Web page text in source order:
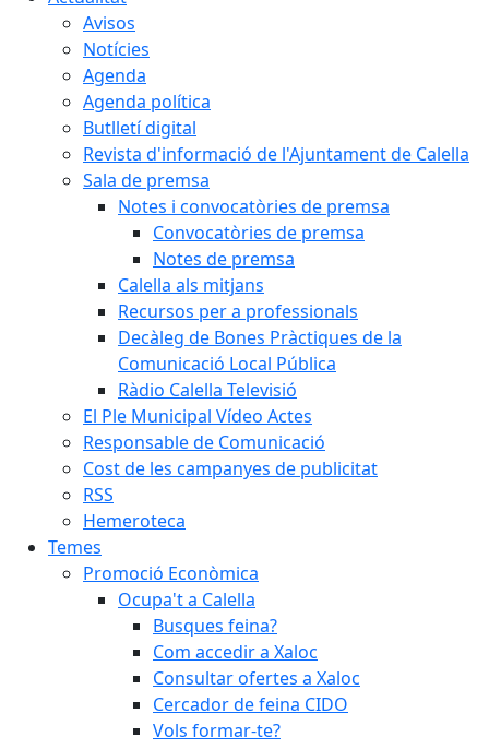
Avisos
Notícies
Agenda
Agenda política
Butlletí digital
Revista d'informació de l'Ajuntament de Calella
Sala de premsa
Notes i convocatòries de premsa
Convocatòries de premsa
Notes de premsa
Calella als mitjans
Recursos per a professionals
Decàleg de Bones Pràctiques de la
Comunicació Local Pública
Ràdio Calella Televisió
El Ple Municipal Vídeo Actes
Responsable de Comunicació
Cost de les campanyes de publicitat
RSS
Hemeroteca
Temes
Promoció Econòmica
Ocupa't a Calella
Busques feina?
Com accedir a Xaloc
Consultar ofertes a Xaloc
Cercador de feina CIDO
Vols formar-te?